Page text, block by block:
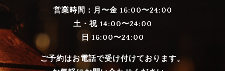
営業時間：月〜金 16:00〜24:00
土・祝 14:00〜24:00
日 16:00〜24:00
ご予約はお電話で受け付けております。